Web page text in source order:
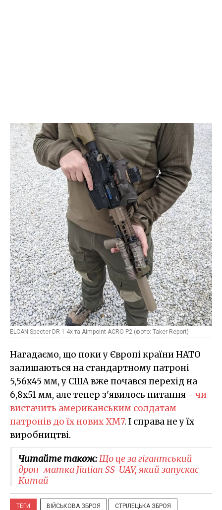
ELCAN Specter DR 1-4x та Aimpoint ACRO P2 (фото: Taker Report)
Нагадаємо, що поки у Європі країни НАТО
залишаються на стандартному патроні
5,56х45 мм, у США вже почався перехід на
6,8х51 мм, але тепер з'явилось питання - чи
вистачить американським солдатам
патронів до їх нових XM7. І справа не у їх
виробництві.
Читайте також:Що це за гігантський
дрон-матка Jiutian SS-UAV, який запускає
Китай
ТЕГИ ВІЙСЬКОВА ЗБРОЯ СТРІЛЕЦЬКА ЗБРОЯ